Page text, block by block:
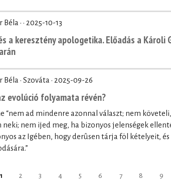
· · 2025-10-13
a keresztény apologetika. Előadás a Károli
· Szováta · 2025-09-26
evolúció folyamata révén?
“nem ad mindenre azonnal választ; nem
neki; nem ijed meg, ha bizonyos jelenségek
az Igében, hogy derûsen tárja föl kételyeit,
1 2 3 4 5 6 7 8 9